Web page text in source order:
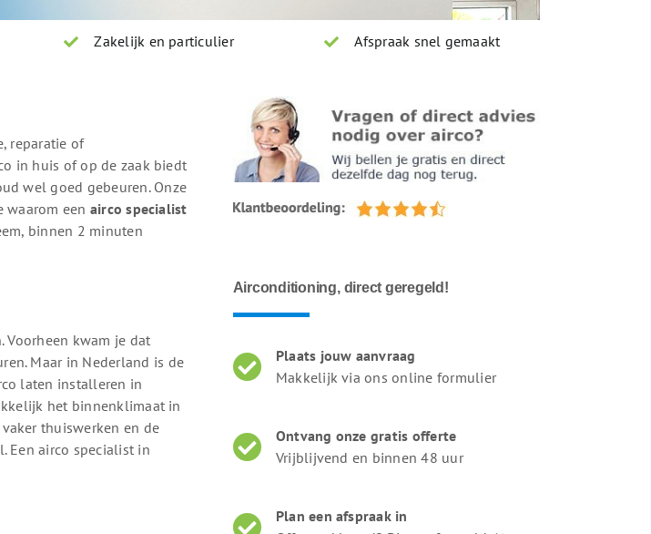
Zakelijk en particulier Afspraak snel gemaakt
reparatie of
in huis of op de zaak biedt
wel goed gebeuren. Onze
een airco specialist
binnen 2 minuten
Voorheen kwam je dat
Maar in Nederland is de
laten installeren in
het binnenklimaat in
thuiswerken en de
Een airco specialist in
Airconditioning, direct geregeld!
Plaats jouw aanvraag
Makkelijk via ons online formulier
Ontvang onze gratis offerte
Vrijblijvend en binnen 48 uur
Plan een afspraak in